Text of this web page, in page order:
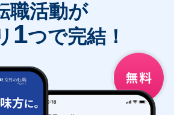
職活動が
1つで完結！